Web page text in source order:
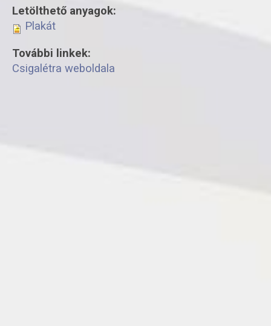
Letölthető anyagok:
Plakát
További linkek:
Csigalétra weboldala